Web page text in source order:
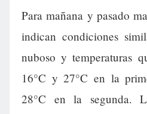
Para mañana y pasado
indican condiciones
nuboso y temperaturas
16°C y 27°C en la
28°C en la segunda.